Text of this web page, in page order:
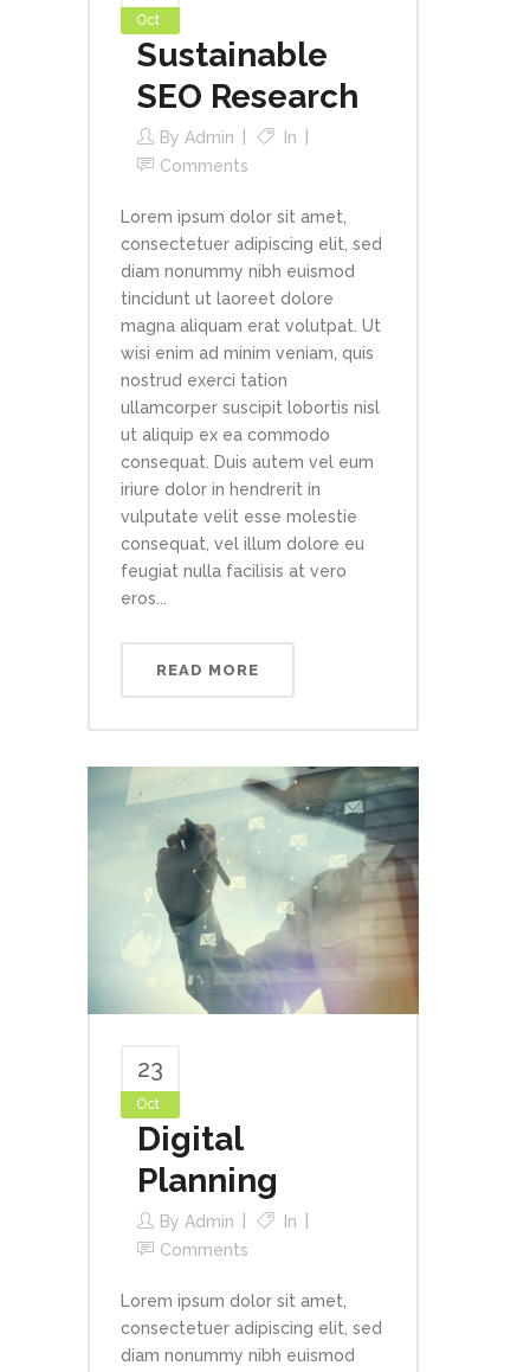
Oct
Sustainable
SEO Research
By Admin
In
Comments
Lorem ipsum dolor sit amet,
consectetuer adipiscing elit, sed
diam nonummy nibh euismod
tincidunt ut laoreet dolore
magna aliquam erat volutpat. Ut
wisi enim ad minim veniam, quis
nostrud exerci tation
ullamcorper suscipit lobortis nisl
ut aliquip ex ea commodo
consequat. Duis autem vel eum
iriure dolor in hendrerit in
vulputate velit esse molestie
consequat, vel illum dolore eu
feugiat nulla facilisis at vero
eros...
READ MORE
23
Oct
Digital
Planning
By Admin
In
Comments
Lorem ipsum dolor sit amet,
consectetuer adipiscing elit, sed
diam nonummy nibh euismod